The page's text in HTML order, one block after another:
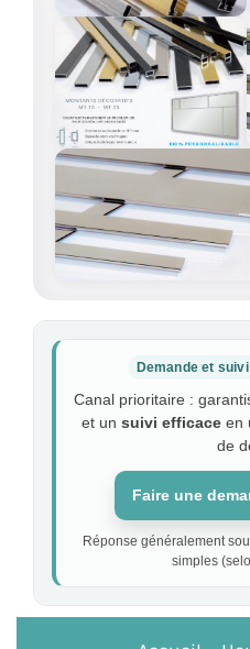
Demande et
Canal prioritaire :
et un suivi efficaceen
de
Faire une
Réponse généralement
simples